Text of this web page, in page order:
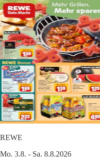
REWE
Mo. 3.8. - Sa. 8.8.2026